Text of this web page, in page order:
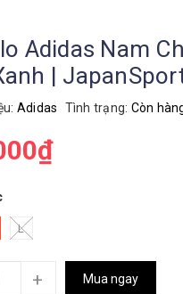
Adidas Nam
|
Adidas Tình trạng: Còn
L
+ Mua ngay